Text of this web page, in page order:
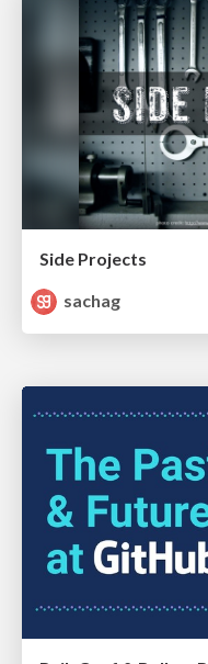
Side Projects
sachag